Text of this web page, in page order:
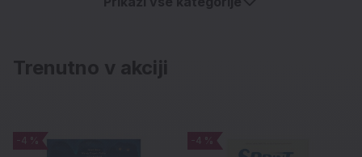
Prikaži vse kategorije
Trenutno v akciji
-4 %
-4 % -4 %
-4 %